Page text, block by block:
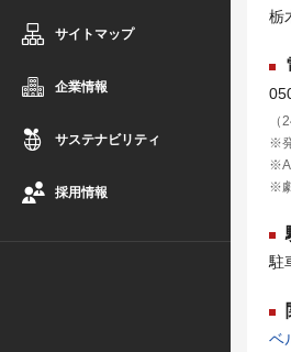
サイトマップ
企業情報
サステナビリティ
採用情報
栃
※
※
駐
ベ